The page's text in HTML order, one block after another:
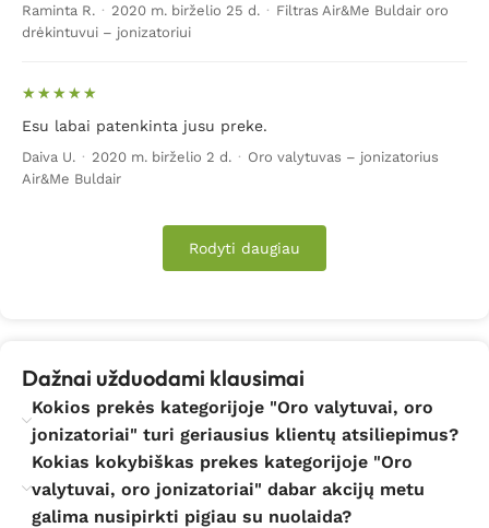
Raminta R. · 2020 m. birželio 25 d. · Filtras Air&Me Buldair oro
drėkintuvui – jonizatoriui
Esu labai patenkinta jusu preke.
Daiva U. · 2020 m. birželio 2 d. · Oro valytuvas – jonizatorius
Air&Me Buldair
Rodyti daugiau
Dažnai užduodami klausimai
Kokios prekės kategorijoje "Oro valytuvai, oro
jonizatoriai" turi geriausius klientų atsiliepimus?
Kokias kokybiškas prekes kategorijoje "Oro
valytuvai, oro jonizatoriai" dabar akcijų metu
galima nusipirkti pigiau su nuolaida?